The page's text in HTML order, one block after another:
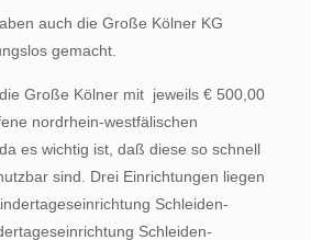
auch die Große Kölner KG
gemacht.
Große Kölner mit jeweils € 500,00
nordrhein-westfälischen
es wichtig ist, daß diese so schnell
sind. Drei Einrichtungen liegen
Schleiden-
Schleiden-